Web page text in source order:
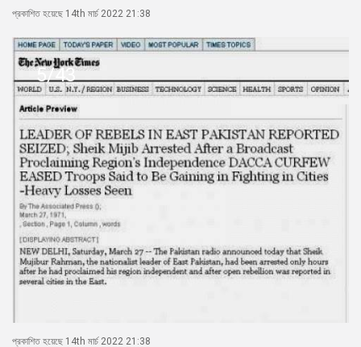
প্রকাশিত হয়েছে 14th মার্চ 2022 21:38
5/43
প্রকাশিত হয়েছে 14th মার্চ 2022 21:38